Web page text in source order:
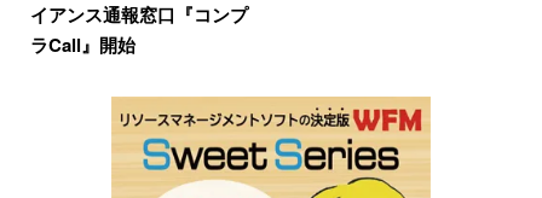
イアンス通報窓口『コンプ
ラCall』開始